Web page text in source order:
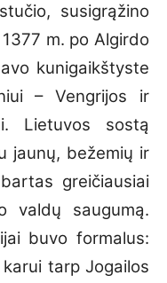
susigrąžino
m. po Algirdo
kunigaikštyste
– Vengrijos ir
Lietuvos sostą
jaunų, bežemių ir
greičiausiai
valdų saugumą.
buvo formalus:
tarp Jogailos